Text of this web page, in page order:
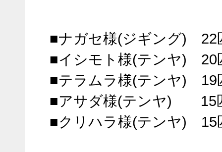
■イシモト様(テンヤ) 20
■テラムラ様(テンヤ) 19
■アサダ様(テンヤ) 15
■クリハラ様(テンヤ) 15